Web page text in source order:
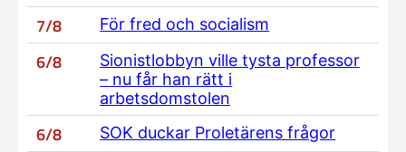
7/8 För fred och socialism
6/8
Sionistlobbyn ville tysta professor
– nu får han rätt i
arbetsdomstolen
6/8 SOK duckar Proletärens frågor